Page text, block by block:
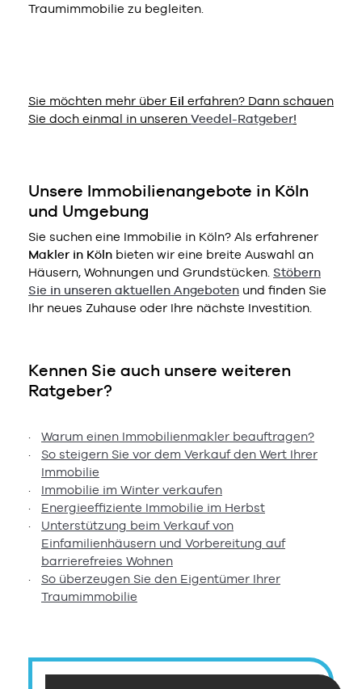
Traumimmobilie zu begleiten.
Sie möchten mehr über Eil erfahren? Dann schauen
Sie doch einmal in unseren Veedel-Ratgeber!
Unsere Immobilienangebote in Köln
und Umgebung
Sie suchen eine Immobilie in Köln? Als erfahrener
Makler in Köln bieten wir eine breite Auswahl an
Häusern, Wohnungen und Grundstücken. Stöbern
Sie in unseren aktuellen Angeboten und finden Sie
Ihr neues Zuhause oder Ihre nächste Investition.
Kennen Sie auch unsere weiteren
Ratgeber?
Warum einen Immobilienmakler beauftragen?
So steigern Sie vor dem Verkauf den Wert Ihrer
Immobilie
Immobilie im Winter verkaufen
Energieeffiziente Immobilie im Herbst
Unterstützung beim Verkauf von
Einfamilienhäusern und Vorbereitung auf
barrierefreies Wohnen
So überzeugen Sie den Eigentümer Ihrer
Traumimmobilie